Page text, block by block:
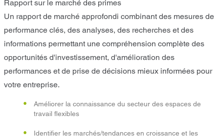
Rapport sur le marché des primes
Un rapport de marché approfondi combinant des mesures de
performance clés, des analyses, des recherches et des
informations permettant une compréhension complète des
opportunités d'investissement, d'amélioration des
performances et de prise de décisions mieux informées pour
votre entreprise.
Améliorer la connaissance du secteur des espaces de
travail flexibles
Identifier les marchés/tendances en croissance et les